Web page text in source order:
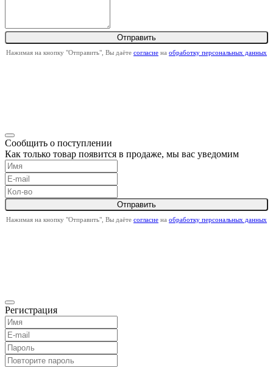
Нажимая на кнопку "Отправить", Вы даёте согласие на обработку персональных данных
Сообщить о поступлении
Как только товар появится в продаже, мы вас уведомим
Нажимая на кнопку "Отправить", Вы даёте согласие на обработку персональных данных
Регистрация